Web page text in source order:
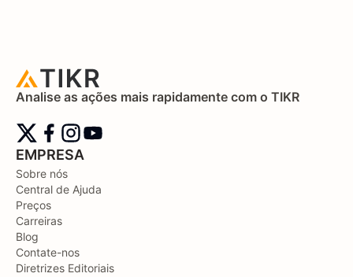
Analise as ações mais rapidamente com o TIKR
EMPRESA
Sobre nós
Central de Ajuda
Preços
Carreiras
Blog
Contate-nos
Diretrizes Editoriais